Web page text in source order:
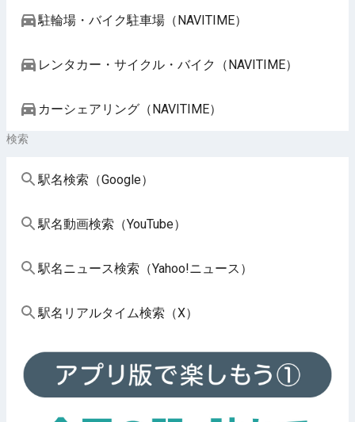
駐輪場・バイク駐車場（NAVITIME）
レンタカー・サイクル・バイク（NAVITIME）
カーシェアリング（NAVITIME）
検索
駅名検索（Google）
駅名動画検索（YouTube）
駅名ニュース検索（Yahoo!ニュース）
駅名リアルタイム検索（X）